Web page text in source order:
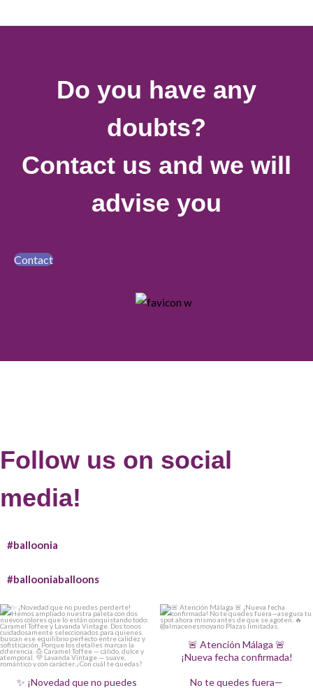
Do you have any
doubts?
Contact us and we will
advise you
Contact
Follow us on social
media!
#balloonia
#ballooniaballoons
✨ ¡Novedad que no puedes perderte!
Hemos ampliado nuestra paleta con dos
nuevos colores que lo están
conquistando todo: Caramel Toffee y
Lavanda Vintage.
Dos tonos cuidadosamente
seleccionados para quienes buscan ese
✨ ¡Novedad que no puedes
🚨 Atención Málaga 🚨
¡Nueva fecha confirmada!
No te quedes fuera—asegura tu spot
ahora mismo antes de que se agoten. 🔥
Plazas limitadas.
🚨 Atención Málaga 🚨
¡Nueva fecha confirmada!
No te quedes fuera—